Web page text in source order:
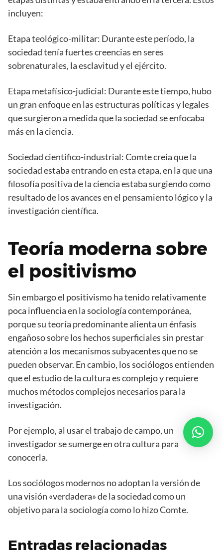
incluyen:
Etapa teológico-militar: Durante este período, la
sociedad tenía fuertes creencias en seres
sobrenaturales, la esclavitud y el ejército.
Etapa metafísico-judicial: Durante este tiempo, hubo
un gran enfoque en las estructuras políticas y legales
que surgieron a medida que la sociedad se enfocaba
más en la ciencia.
Sociedad científico-industrial: Comte creía que la
sociedad estaba entrando en esta etapa, en la que una
filosofía positiva de la ciencia estaba surgiendo como
resultado de los avances en el pensamiento lógico y la
investigación científica.
Teoría moderna sobre
el positivismo
Sin embargo el positivismo ha tenido relativamente
poca influencia en la sociología contemporánea,
porque su teoría predominante alienta un énfasis
engañoso sobre los hechos superficiales sin prestar
atención a los mecanismos subyacentes que no se
pueden observar. En cambio, los sociólogos entienden
que el estudio de la cultura es complejo y requiere
muchos métodos complejos necesarios para la
investigación.
Por ejemplo, al usar el trabajo de campo, un
investigador se sumerge en otra cultura para
conocerla.
Los sociólogos modernos no adoptan la versión de
una visión «verdadera» de la sociedad como un
objetivo para la sociología como lo hizo Comte.
Entradas relacionadas